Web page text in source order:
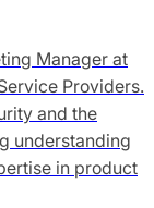
Manager at
Providers.
and the
understanding
in product